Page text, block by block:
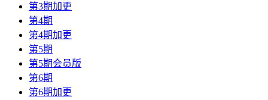
第3期加更
第4期
第4期加更
第5期
第5期会员版
第6期
第6期加更